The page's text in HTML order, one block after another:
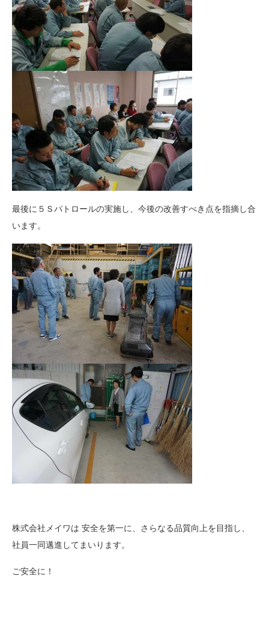
最後に５Ｓパトロールの実施し、今後の改善すべき点を指摘し合
います。
株式会社メイワは 安全を第一に、さらなる品質向上を目指し、
社員一同邁進してまいります。
ご安全に！